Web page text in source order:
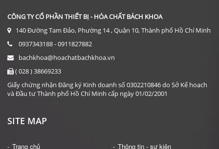
CÔNG TY CỔ PHẦN THIẾT BỊ - HÓA CHẤT BÁCH KHOA
140 Đường Tam Đảo, Phường 14 , Quận 10, Thành phố Hồ Chí Minh
0937343188 - 0911827882
bachkhoa@hoachatbachkhoa.vn
( 028 ) 38669233
Giấy chứng nhận Đăng ký Kinh doanh số 0302210846 do Sở Kế hoạch
và Đầu tư Thành phố Hồ Chí Minh cấp ngày 01/02/2001
SITE MAP
Trang chủ
Thông tin - sự kiện